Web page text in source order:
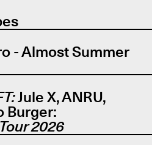
- Almost Summer
Jule X, ANRU,
Burger:
2026